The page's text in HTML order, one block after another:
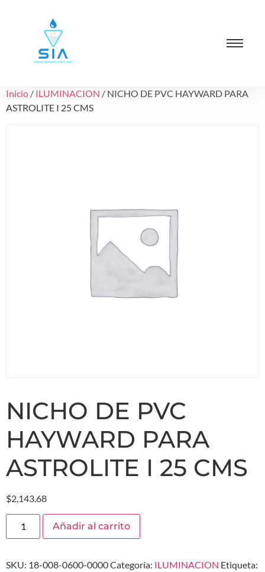
Inicio / ILUMINACION / NICHO DE PVC HAYWARD PARA
ASTROLITE I 25 CMS
NICHO DE PVC
HAYWARD PARA
ASTROLITE I 25 CMS
$2,143.68
Añadir al carrito
SKU: 18-008-0600-0000Categoría: ILUMINACION Etiqueta: